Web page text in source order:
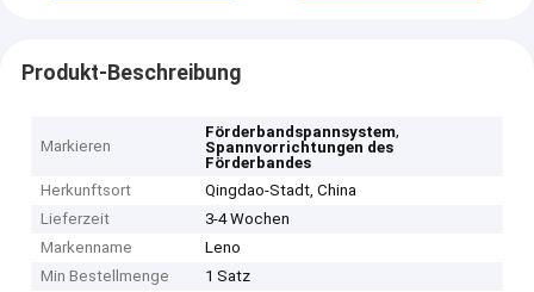
Produkt-Beschreibung
Markieren
Förderbandspannsystem,
Spannvorrichtungen des
Förderbandes
Herkunftsort
Qingdao-Stadt, China
Lieferzeit
3-4 Wochen
Markenname
Leno
Min Bestellmenge
1 Satz